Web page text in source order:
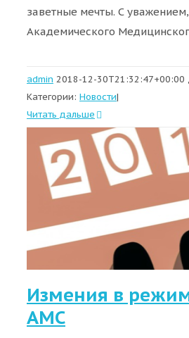
заветные мечты. С
Академического
admin 2018-12-30T21:32:47+00:00
Категории: Новости|
Читать дальше
Измения в
АМС